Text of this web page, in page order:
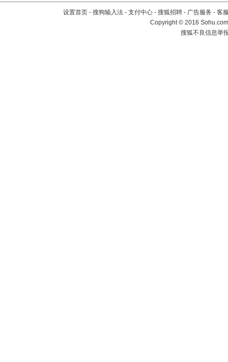
设置首页 - 搜狗输入法 - 支付中心 - 搜狐招聘 - 广告服务 - 客
Copyright©2016
搜狐不良信息举